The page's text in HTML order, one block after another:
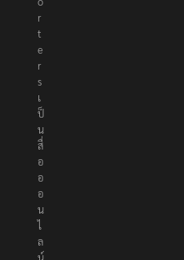
r
t
e
r
s
เ
ป็
น
สื่
อ
อ
อ
น
ไ
ล